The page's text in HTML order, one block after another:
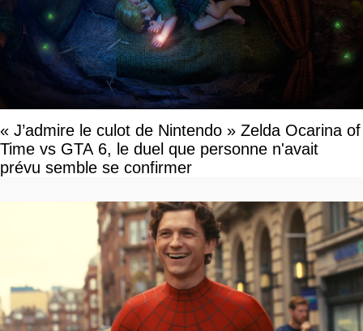
« J’admire le culot de Nintendo » Zelda Ocarina of
Time vs GTA 6, le duel que personne n'avait
prévu semble se confirmer